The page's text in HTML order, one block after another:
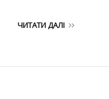
ЧИТАТИ ДАЛІ